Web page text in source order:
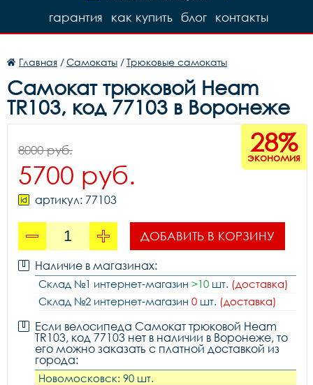
контакты
блог
как купить
гарантия
Главная /Самокаты /Трюковые самокаты
Самокат трюковой Heam
TR103, код 77103 в Воронеже
28%
экономия
8000 руб.
5700 руб.
артикул: 77103
ДОБАВИТЬ В КОРЗИНУ
Наличие в магазинах:
Склад №1 интернет-магазин >10 шт. (доставка)
Склад №2 интернет-магазин 0 шт. (доставка)
Если велосипеда Самокат трюковой Heam
TR103, код 77103 нет в наличии в Воронеже, то
его можно заказать с платной доставкой из
города:
Новомосковск: 90 шт.